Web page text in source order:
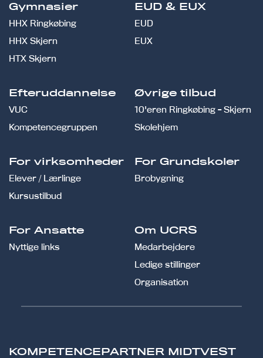
Gymnasier
HHX Ringkøbing
HHX Skjern
HTX Skjern
EUD & EUX
EUD
EUX
Efteruddannelse
VUC
Kompetencegruppen
Øvrige tilbud
10'eren Ringkøbing - Skjern
Skolehjem
For virksomheder
Elever / Lærlinge
Kursustilbud
For Grundskoler
Brobygning
For Ansatte
Nyttige links
Om UCRS
Medarbejdere
Ledige stillinger
Organisation
KOMPETENCEPARTNER MIDTVEST